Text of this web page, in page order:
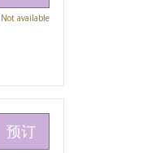
Not available
预订